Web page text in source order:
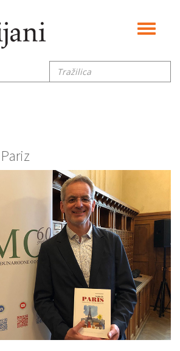
Toggle
Tražilica